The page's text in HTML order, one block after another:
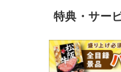
特典・サー